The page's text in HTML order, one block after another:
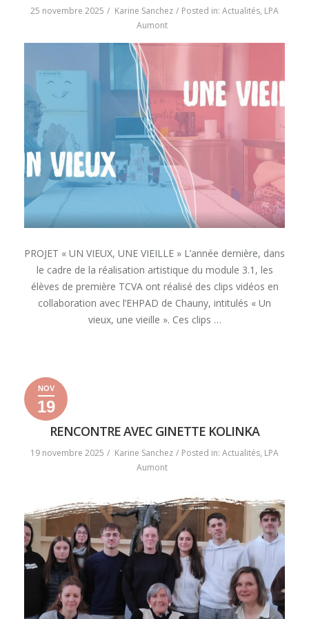
25 novembre 2025 Karine Sanchez Posted in: Actualités, LPA
Aumont
PROJET « UN VIEUX, UNE VIEILLE » L’année dernière, dans
le cadre de la réalisation artistique du module 3.1, les
élèves de première TCVA ont réalisé des clips vidéos en
collaboration avec l’EHPAD de Chauny, intitulés « Un
vieux, une vieille ». Ces clips …
19
novembre
2025
2
décembre
2025
NOV
19
2025
RENCONTRE AVEC GINETTE KOLINKA
19 novembre 2025 Karine Sanchez Posted in: Actualités, LPA
Aumont